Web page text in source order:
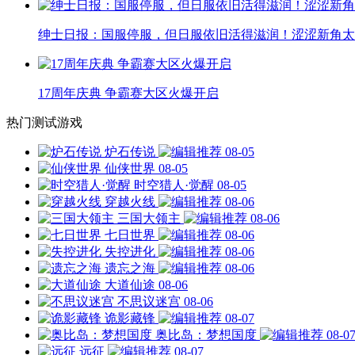
绅士日报：国服停服，但日服依旧活得滋润！涩涩新角
17周年庆典 争霸赛大区火爆开启
热门测试游戏
炉石传说
08-05
仙侠世界 08-05
时空猎人·觉醒 08-05
穿越火线
08-06
三国大领主
08-06
七日世界
08-06
失控进化
08-06
遗忘之海
08-06
大道仙途 08-06
不思议迷宫 08-06
诡影藏锋
08-07
奥比岛：梦想国度
08-07
远征
08-07